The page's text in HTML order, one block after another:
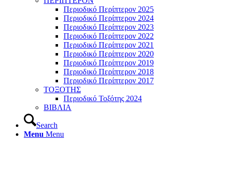
Περιοδικό Περίπτερον 2025
Περιοδικό Περίπτερον 2024
Περιοδικό Περίπτερον 2023
Περιοδικό Περίπτερον 2022
Περιοδικό Περίπτερον 2021
Περιοδικό Περίπτερον 2020
Περιοδικό Περίπτερον 2019
Περιοδικό Περίπτερον 2018
Περιοδικό Περίπτερον 2017
ΤΟΞΟΤΗΣ
Περιοδικό Τοξότης 2024
ΒΙΒΛΙΑ
Search
Menu Menu